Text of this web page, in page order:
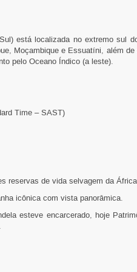
está localizada no extremo sul
Moçambique e Essuatíni, além
pelo Oceano Índico (a leste).
Time – SAST)
reservas de vida selvagem da
icônica com vista panorâmica.
esteve encarcerado, hoje
.